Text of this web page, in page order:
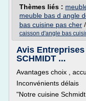
Thèmes liés :
meuble bas d angle
bas cuisine pas cher /
caisson d'angle bas
Avis
SCHMIDT ...
Avantages choix ,
Inconvénients délais
"Notre cuisine